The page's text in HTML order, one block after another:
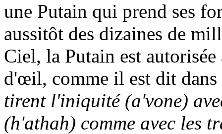
une Putain qui prend ses
aussitôt des dizaines de
Ciel, la Putain est
d'œil, comme il est dit
tirent l'iniquité (a'vone)
(h'athah) comme avec les